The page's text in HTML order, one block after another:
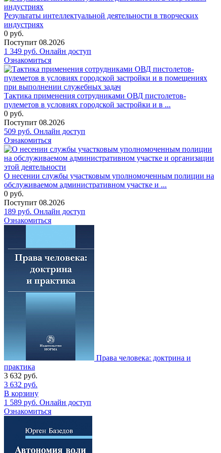
Результаты интеллектуальной деятельности в творческих
индустриях
0 руб.
Поступит 08.2026
1 349 руб. Онлайн доступ
Ознакомиться
Тактика применения сотрудниками ОВД пистолетов-
пулеметов в условиях городской застройки и в ...
0 руб.
Поступит 08.2026
509 руб. Онлайн доступ
Ознакомиться
О несении службы участковым уполномоченным полиции на
обслуживаемом административном участке и ...
0 руб.
Поступит 08.2026
189 руб. Онлайн доступ
Ознакомиться
Права человека: доктрина и
практика
3 632 руб.
3 632 руб.
В корзину
1 589 руб. Онлайн доступ
Ознакомиться